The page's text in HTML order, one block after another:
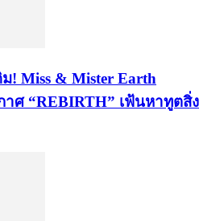
! Miss & Mister Earth
าศ “REBIRTH” เฟ้นหาทูตสิ่ง